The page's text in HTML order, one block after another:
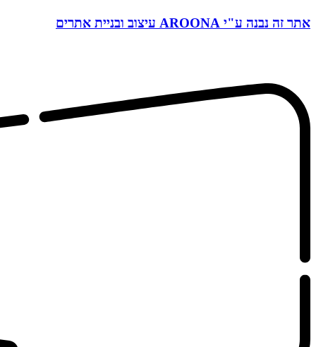
אתר זה נבנה ע"י AROONA עיצוב ובניית אתרים